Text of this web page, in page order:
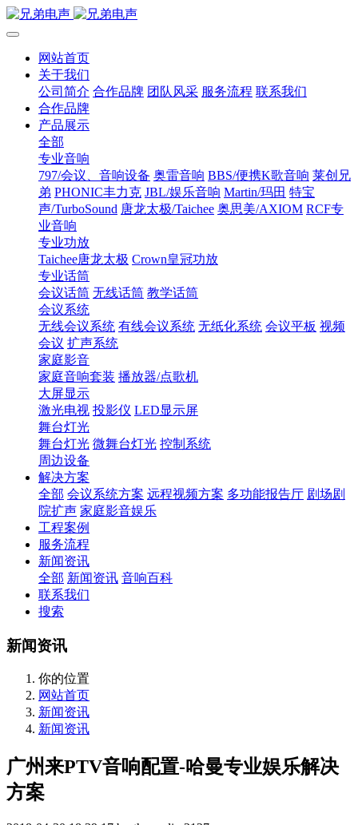
网站首页
关于我们
公司简介 合作品牌 团队风采 服务流程 联系我们
合作品牌
产品展示
全部
专业音响
797/会议、音响设备 奥雷音响 BBS/便携K歌音响 莱创兄
弟 PHONIC丰力克 JBL/娱乐音响 Martin/玛田 特宝
声/TurboSound 唐龙太极/Taichee 奥思美/AXIOM RCF专
业音响
专业功放
Taichee唐龙太极 Crown皇冠功放
专业话筒
会议话筒 无线话筒 教学话筒
会议系统
无线会议系统 有线会议系统 无纸化系统 会议平板 视频
会议 扩声系统
家庭影音
家庭音响套装 播放器/点歌机
大屏显示
激光电视 投影仪 LED显示屏
舞台灯光
舞台灯光 微舞台灯光 控制系统
周边设备
解决方案
全部 会议系统方案 远程视频方案 多功能报告厅 剧场剧
院扩声 家庭影音娱乐
工程案例
服务流程
新闻资讯
全部 新闻资讯 音响百科
联系我们
搜索
新闻资讯
你的位置
网站首页
新闻资讯
新闻资讯
广州来PTV音响配置-哈曼专业娱乐解决
方案